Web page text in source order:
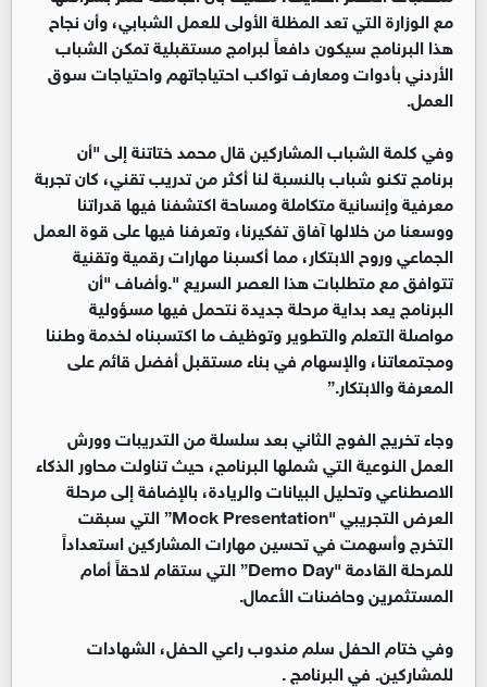
مع الوزارة التي تعد المظلة الأولى للعمل الشبابي، وأن نجاح
هذا البرنامج سيكون دافعاً لبرامج مستقبلية تمكن الشباب
الأردني بأدوات ومعارف تواكب احتياجاتهم واحتياجات سوق
العمل.
وفي كلمة الشباب المشاركين قال محمد ختاتنة إلى "أن
برنامج تكنو شباب بالنسبة لنا أكثر من تدريب تقني، كان تجربة
معرفية وإنسانية متكاملة ومساحة اكتشفنا فيها قدراتنا
ووسعنا من خلالها آفاق تفكيرنا، وتعرفنا فيها على قوة العمل
الجماعي وروح الابتكار، مما أكسبنا مهارات رقمية وتقنية
تتوافق مع متطلبات هذا العصر السريع ".وأضاف "أن
البرنامج يعد بداية مرحلة جديدة نتحمل فيها مسؤولية
مواصلة التعلم والتطوير وتوظيف ما اكتسبناه لخدمة وطننا
ومجتمعاتنا، والإسهام في بناء مستقبل أفضل قائم على
المعرفة والابتكار.”
وجاء تخريج الفوج الثاني بعد سلسلة من التدريبات وورش
العمل النوعية التي شملها البرنامج، حيث تناولت محاور الذكاء
الاصطناعي وتحليل البيانات والريادة، بالإضافة إلى مرحلة
العرض التجريبي "Mock Presentation” التي سبقت
التخرج وأسهمت في تحسين مهارات المشاركين استعداداً
للمرحلة القادمة "Demo Day” التي ستقام لاحقاً أمام
المستثمرين وحاضنات الأعمال.
وفي ختام الحفل سلم مندوب راعي الحفل، الشهادات
للمشاركين. في البرنامج .